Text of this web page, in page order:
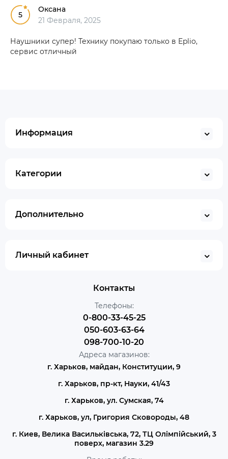
5
Оксана
21 Февраля, 2025
Наушники супер! Технику покупаю только в Eplio,
сервис отличный
Информация
Категории
Дополнительно
Личный кабинет
Контакты
Телефоны:
0-800-33-45-25
050-603-63-64
098-700-10-20
Адреса магазинов:
г. Харьков, майдан, Конституции, 9
г. Харьков, пр-кт, Науки, 41/43
г. Харьков, ул. Сумская, 74
г. Харьков, ул, Григория Сковороды, 48
г. Киев, Велика Васильківська, 72, ТЦ Олімпійський, 3
поверх, магазин 3.29